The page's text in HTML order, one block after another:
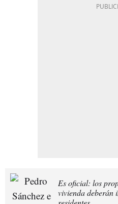
Es oficial: los
vivienda deberán